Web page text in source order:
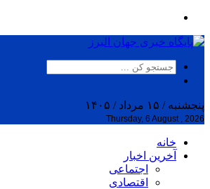
پنجشنبه / ۱۵ مرداد / ۱۴۰۵
Thursday, 6 August , 2026
خانه
آخرین اخبار
اجتماعی
اقتصادی